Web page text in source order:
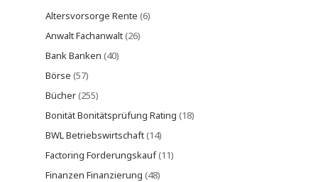
Altersvorsorge Rente (6)
Anwalt Fachanwalt(26)
Bank Banken (40)
Börse (57)
Bücher(255)
Bonität Bonitätsprüfung Rating (18)
BWL Betriebswirtschaft(14)
Factoring Forderungskauf(11)
Finanzen Finanzierung (48)